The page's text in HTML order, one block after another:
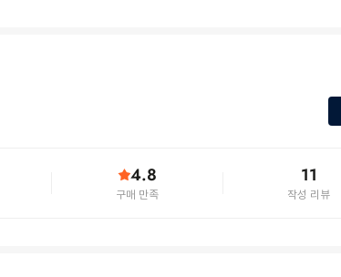
4.8
구매 만족
11
작성 리뷰